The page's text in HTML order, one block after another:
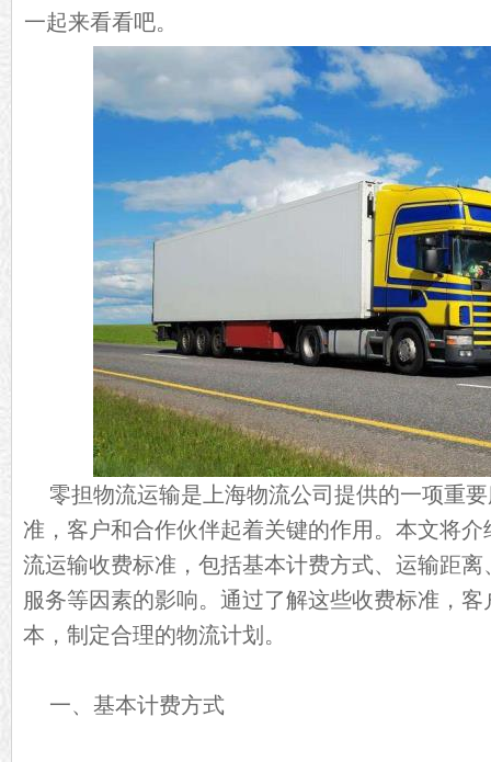
一起来看看吧。
零担物流运输是上海物流公司提供的一项重
准，客户和合作伙伴起着关键的作用。本文将
流运输收费标准，包括基本计费方式、运输距
服务等因素的影响。通过了解这些收费标准，
本，制定合理的物流计划。
一、基本计费方式